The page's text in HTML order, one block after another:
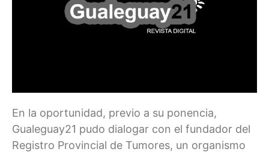
En la oportunidad, previo a su ponencia,
Gualeguay21 pudo dialogar con el fundador del
Registro Provincial de Tumores, un organismo